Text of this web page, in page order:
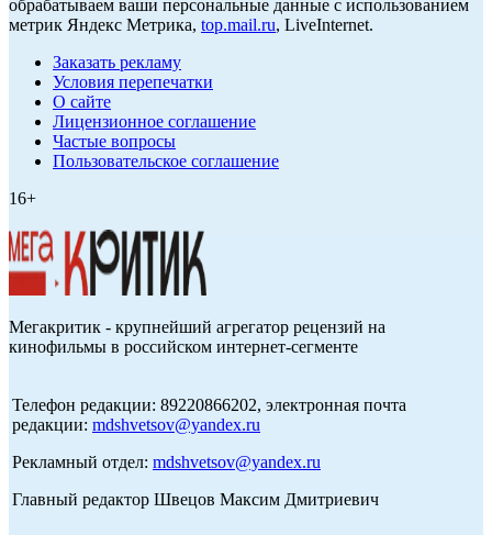
обрабатываем ваши персональные данные с использованием
метрик Яндекс Метрика, top.mail.ru, LiveInternet.
Заказать рекламу
Условия перепечатки
О сайте
Лицензионное соглашение
Частые вопросы
Пользовательское соглашение
16+
Мегакритик - крупнейший агрегатор рецензий на
кинофильмы в российском интернет-сегменте
Телефон редакции: 89220866202, электронная почта
редакции: mdshvetsov@yandex.ru
Рекламный отдел: mdshvetsov@yandex.ru
Главный редактор Швецов Максим Дмитриевич